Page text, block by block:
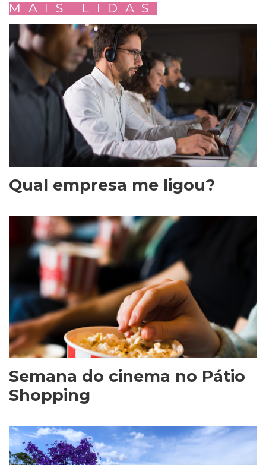
MAIS LIDAS
Qual empresa me ligou?
Semana do cinema no Pátio
Shopping